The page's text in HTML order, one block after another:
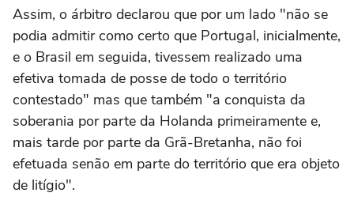
Assim, o árbitro declarou que por um lado "não se
podia admitir como certo que Portugal, inicialmente,
e o Brasil em seguida, tivessem realizado uma
efetiva tomada de posse de todo o território
contestado" mas que também "a conquista da
soberania por parte da Holanda primeiramente e,
mais tarde por parte da Grã-Bretanha, não foi
efetuada senão em parte do território que era objeto
de litígio".